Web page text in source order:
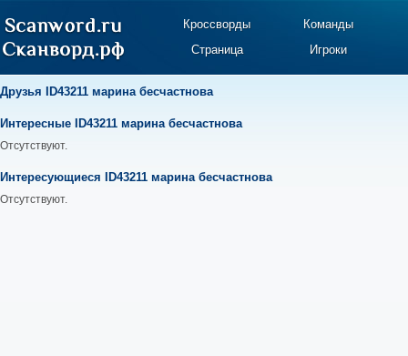
Кроссворды
Команды
Страница
Игроки
Друзья ID43211 марина бесчастнова
Интересные ID43211 марина бесчастнова
Отсутствуют.
Интересующиеся ID43211 марина бесчастнова
Отсутствуют.